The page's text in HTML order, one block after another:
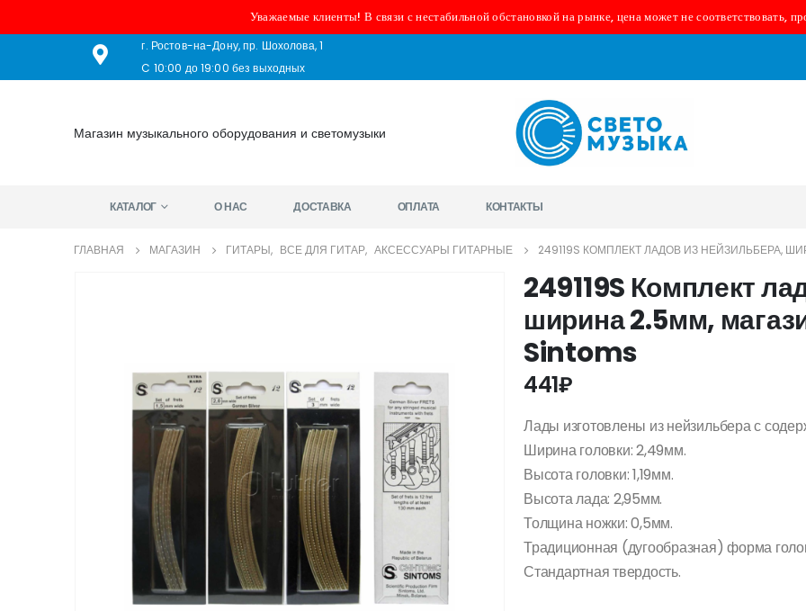
Уважаемые клиенты! В связи с нестабильной обстановкой на рынке, цена может не соответствовать,
г. Ростов-на-Дону, пр. Шохолова, 1
C 10:00 до 19:00 без выходных
Магазин музыкального оборудования и светомузыки
КАТАЛОГ О НАС ДОСТАВКА ОПЛАТА КОНТАКТЫ
ГЛАВНАЯ МАГАЗИН ГИТАРЫ, ВСЕ ДЛЯ ГИТАР, АКСЕССУАРЫ ГИТАРНЫЕ 249119S КОМПЛЕКТ ЛАДОВ ИЗ НЕЙЗИЛЬБЕРА,
249119S Комплект
ширина 2.5мм,
Sintoms
441₽
Лады изготовлены из нейзильбера с
Ширина головки: 2,49мм.
Высота головки: 1,19мм.
Высота лада: 2,95мм.
Толщина ножки: 0,5мм.
Традиционная (дугообразная) форма
Стандартная твердость.